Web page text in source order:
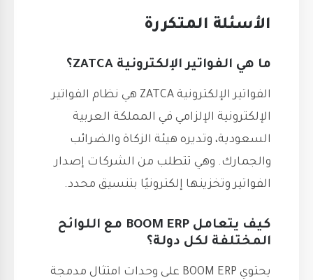
الأسئلة المتكررة
ما هي الفواتير الإلكترونية ZATCA؟
الفواتير الإلكترونية ZATCA هي نظام الفواتير
الإلكترونية الإلزامي في المملكة العربية
السعودية، وتديره هيئة الزكاة والضرائب
والجمارك. وهي تتطلب من الشركات إصدار
الفواتير وتخزينها إلكترونيًا بتنسيق محدد.
كيف يتعامل BOOM ERP مع اللوائح
المختلفة لكل دولة؟
يحتوي BOOM ERP على وحدات امتثال مدمجة